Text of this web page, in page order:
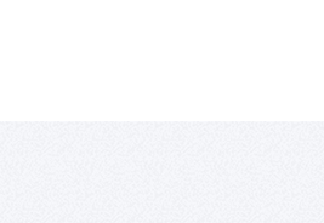
fiscaal juridisch advies